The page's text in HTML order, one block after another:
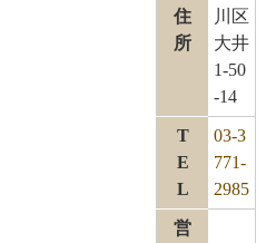
住
所
川区
大井
1-50
-14
T
E
L
03-3
771-
2985
営